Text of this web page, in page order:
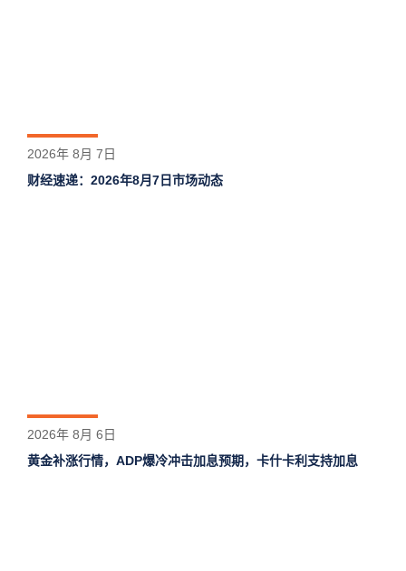
2026年 8月 7日
财经速递：2026年8月7日市场动态
2026年 8月 6日
黄金补涨行情，ADP爆冷冲击加息预期，卡什卡利支持加息